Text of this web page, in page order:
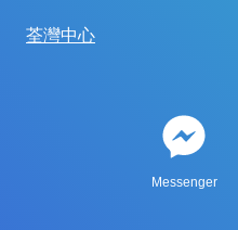
荃灣中心
Messenger